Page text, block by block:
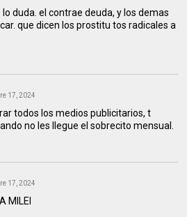
duda. el contrae deuda, y los demas
que dicen los prostitu tos radicales a
17, 2024
todos los medios publicitarios, t
no les llegue el sobrecito mensual.
17, 2024
MILEI